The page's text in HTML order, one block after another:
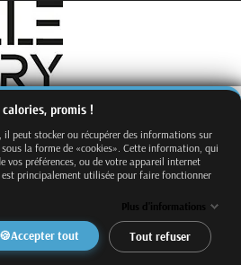
promis !
il peut stocker ou récupérer des informations sur
la forme de «cookies». Cette information, qui
vos préférences, ou de votre appareil internet
principalement utilisée pour faire fonctionner
Plus d'informations
Accepter tout Tout refuser